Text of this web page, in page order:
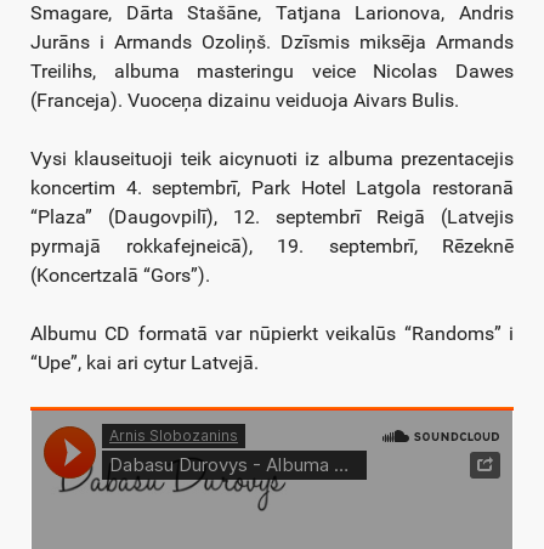
Smagare, Dārta Stašāne, Tatjana Larionova, Andris
Jurāns i Armands Ozoliņš. Dzīsmis miksēja Armands
Treilihs, albuma masteringu veice Nicolas Dawes
(Franceja). Vuoceņa dizainu veiduoja Aivars Bulis.
Vysi klauseituoji teik aicynuoti iz albuma prezentacejis
koncertim 4. septembrī, Park Hotel Latgola restoranā
“Plaza” (Daugovpilī), 12. septembrī Reigā (Latvejis
pyrmajā rokkafejneicā), 19. septembrī, Rēzeknē
(Koncertzalā “Gors”).
Albumu CD formatā var nūpierkt veikalūs “Randoms” i
“Upe”, kai ari cytur Latvejā.